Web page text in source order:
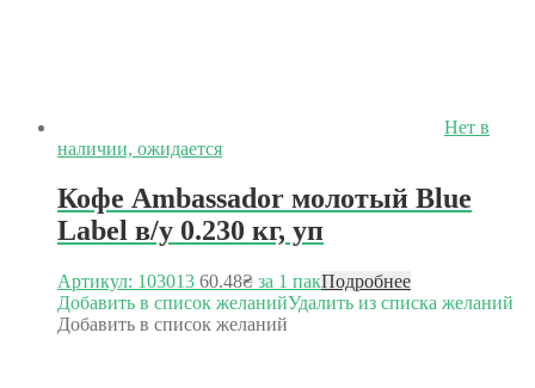
Нет в
наличии, ожидается
Кофе Ambassador молотый Blue
Label в/у 0.230 кг, уп
Артикул: 103013 60.48₴ за 1 пакПодробнее
Добавить в список желанийУдалить из списка желаний
Добавить в список желаний